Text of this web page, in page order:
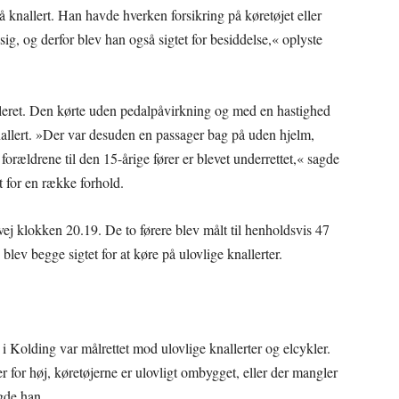
knallert. Han havde hverken forsikring på køretøjet eller
og derfor blev han også sigtet for besiddelse,« oplyste
Den kørte uden pedalpåvirkning og med en hastighed
»Der var desuden en passager bag på uden hjelm,
til den 15-årige fører er blevet underrettet,« sagde
for en række forhold.
klokken 20.19. De to førere blev målt til henholdsvis 47
begge sigtet for at køre på ulovlige knallerter.
Kolding var målrettet mod ulovlige knallerter og elcykler.
for høj, køretøjerne er ulovligt ombygget, eller der mangler